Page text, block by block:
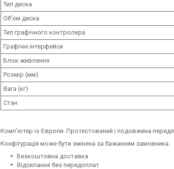
Тип диска
Об'єм диска
Тип графічного контролера
Графічні інтерфейси
Блок живлення
Розмір (мм)
Вага (кг)
Стан
Комп'ютер із Європи. Протестований і подовжена
Конфігурація може бути змінена за бажанням замовника.
Безкоштовна доставка
Відсилання без передоплат